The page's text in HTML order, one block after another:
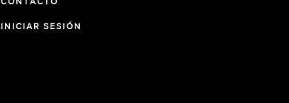
CONTACTO
INICIAR SESIÓN